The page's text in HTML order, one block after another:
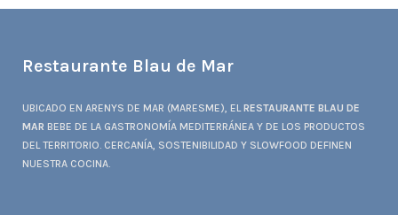
Restaurante Blau de Mar
UBICADO EN ARENYS DE MAR (MARESME), EL RESTAURANTE BLAU DE
MAR BEBE DE LA GASTRONOMÍA MEDITERRÁNEA Y DE LOS PRODUCTOS
DEL TERRITORIO. CERCANÍA, SOSTENIBILIDAD Y SLOWFOOD DEFINEN
NUESTRA COCINA.